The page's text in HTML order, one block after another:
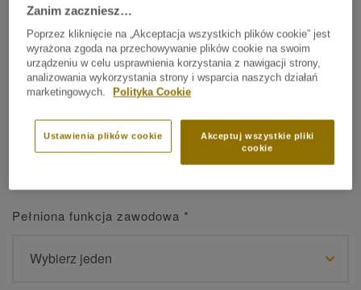
Imię*
Pełniona funkcja zawodowa *
Zanim zaczniesz…
Poprzez kliknięcie na „Akceptacja wszystkich plików cookie” jest
wyrażona zgoda na przechowywanie plików cookie na swoim
urządzeniu w celu usprawnienia korzystania z nawigacji strony,
analizowania wykorzystania strony i wsparcia naszych działań
marketingowych.
Polityka Cookie
Akceptuj wszystkie pliki
cookie
Ustawienia plików cookie